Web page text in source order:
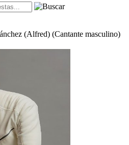
(Alfred) (Cantante masculino)